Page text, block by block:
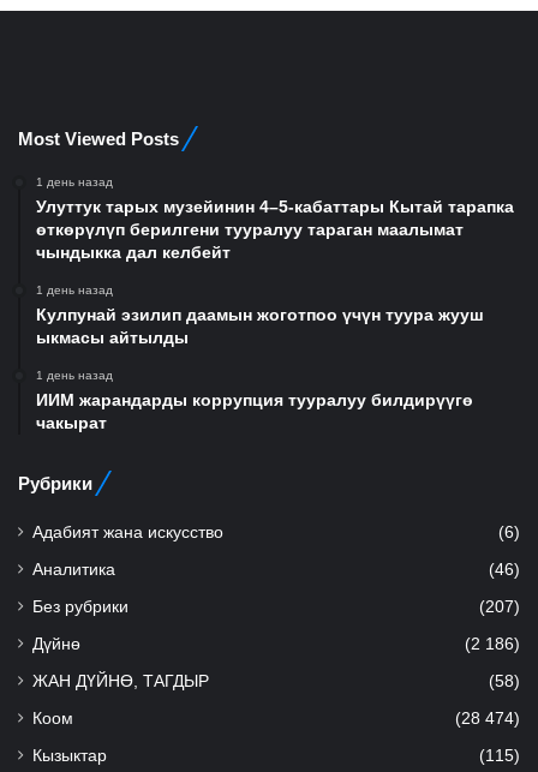
Most Viewed Posts
1 день назад
Улуттук тарых музейинин 4–5-кабаттары Кытай тарапка
өткөрүлүп берилгени тууралуу тараган маалымат
чындыкка дал келбейт
1 день назад
Кулпунай эзилип даамын жоготпоо үчүн туура жууш
ыкмасы айтылды
1 день назад
ИИМ жарандарды коррупция тууралуу билдирүүгө
чакырат
Рубрики
Адабият жана искусство (6)
Аналитика (46)
Без рубрики (207)
Дүйнө (2 186)
ЖАН ДҮЙНӨ, ТАГДЫР (58)
Коом (28 474)
Кызыктар (115)